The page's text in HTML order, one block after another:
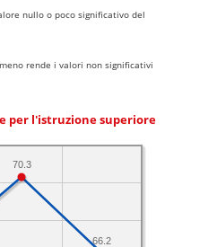
nullo o poco significativo del
rende i valori non significativi
per l'istruzione superiore
66.2
70.3